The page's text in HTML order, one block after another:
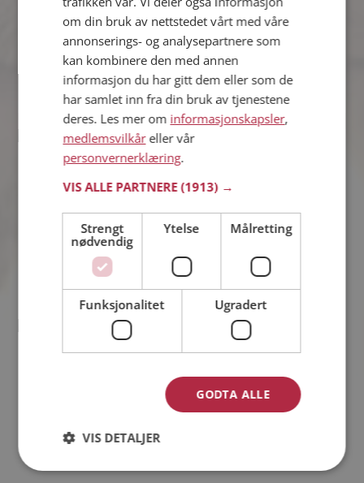
Søker kvinne 27 - 41 år
personlighet mot oterkebab eller noen
av de andre single. Kanskje passer
dere sammen som hånd i hanske?
Online nå!
Marita Serina Sunde
34 år fra Sandnes i Rogaland
Søker mann 28 - 40 år
fotoalbum på Møteplassen? Bli
medlem og se selv. Det finnes tusener
sidene.
26 år fra Tønsberg i Vestfold
Liker du å reise? Det gjør kanskje
Luna også. Bli medlem nå for å finne
spennende fakta.
om din bruk av nettstedet vårt med våre
annonserings- og analysepartnere som
kan kombinere den med annen
informasjon du har gitt dem eller som de
har samlet inn fra din bruk av tjenestene
deres. Les mer om informasjonskapsler,
medlemsvilkåreller vår
personvernerklæring.
VIS ALLE PARTNERE(1913) →
Strengt
nødvendig
Ytelse Målretting
Funksjonalitet Ugradert
GODTA ALLE
VIS DETALJER